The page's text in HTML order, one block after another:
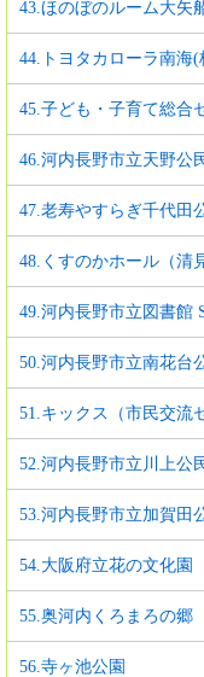
43.ほのぼのルーム大矢
44.トヨタカローラ南
45.子ども・子育て総
46.河内長野市立天野公
47.老寿やすらぎ千代田
48.くすのかホール（清
49.河内長野市立図書館
50.河内長野市立南花台
51.キックス（市民交流
52.河内長野市立川上公
53.河内長野市立加賀田
54.大阪府立花の文化園
55.奥河内くろまろの郷
56.寺ヶ池公園